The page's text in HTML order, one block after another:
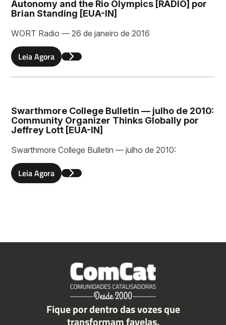
Autonomy and the Rio Olympics [RADIO] por
Brian Standing [EUA-IN]
WORT Radio — 26 de janeiro de 2016
Leia Agora
Swarthmore College Bulletin — julho de 2010:
Community Organizer Thinks Globally por
Jeffrey Lott [EUA-IN]
Swarthmore College Bulletin — julho de 2010:
Leia Agora
Fique por dentro das vozes que
transformam favelas.